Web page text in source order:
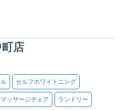
店
セルフホワイトニング
マッサージチェア ランドリー